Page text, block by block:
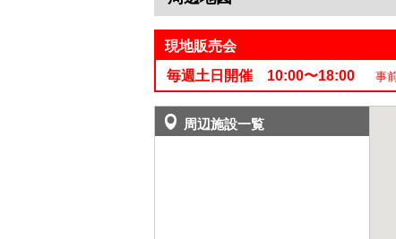
現地販売会
毎週土日開催 10:00〜18:00
事
周辺施設一覧